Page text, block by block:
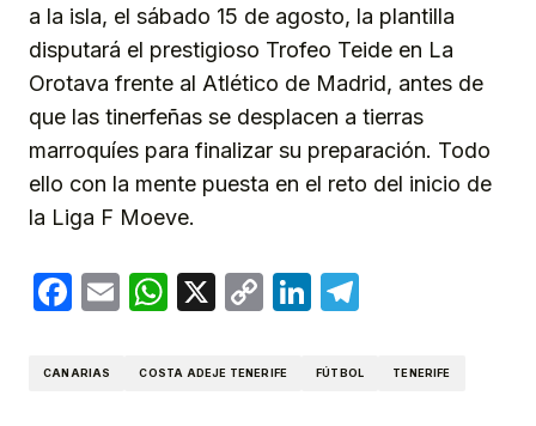
a la isla, el sábado 15 de agosto, la plantilla
disputará el prestigioso Trofeo Teide en La
Orotava frente al Atlético de Madrid, antes de
que las tinerfeñas se desplacen a tierras
marroquíes para finalizar su preparación. Todo
ello con la mente puesta en el reto del inicio de
la Liga F Moeve.
Facebook
EmailWhatsApp
X
CopyLinkedIn
CANARIAS COSTA ADEJE TENERIFE FÚTBOL TENERIFE